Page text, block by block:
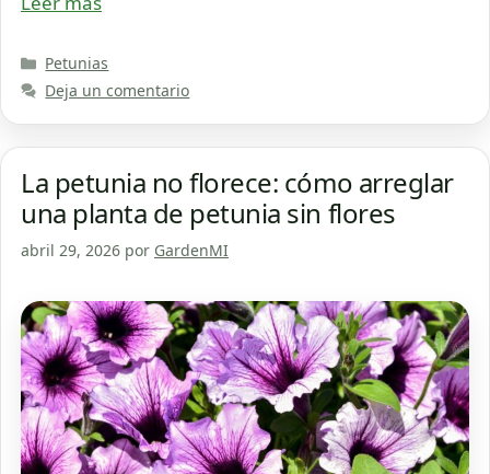
Categorías
Petunias
Deja un comentario
La petunia no florece: cómo arreglar
una planta de petunia sin flores
abril 29, 2026 por GardenMI